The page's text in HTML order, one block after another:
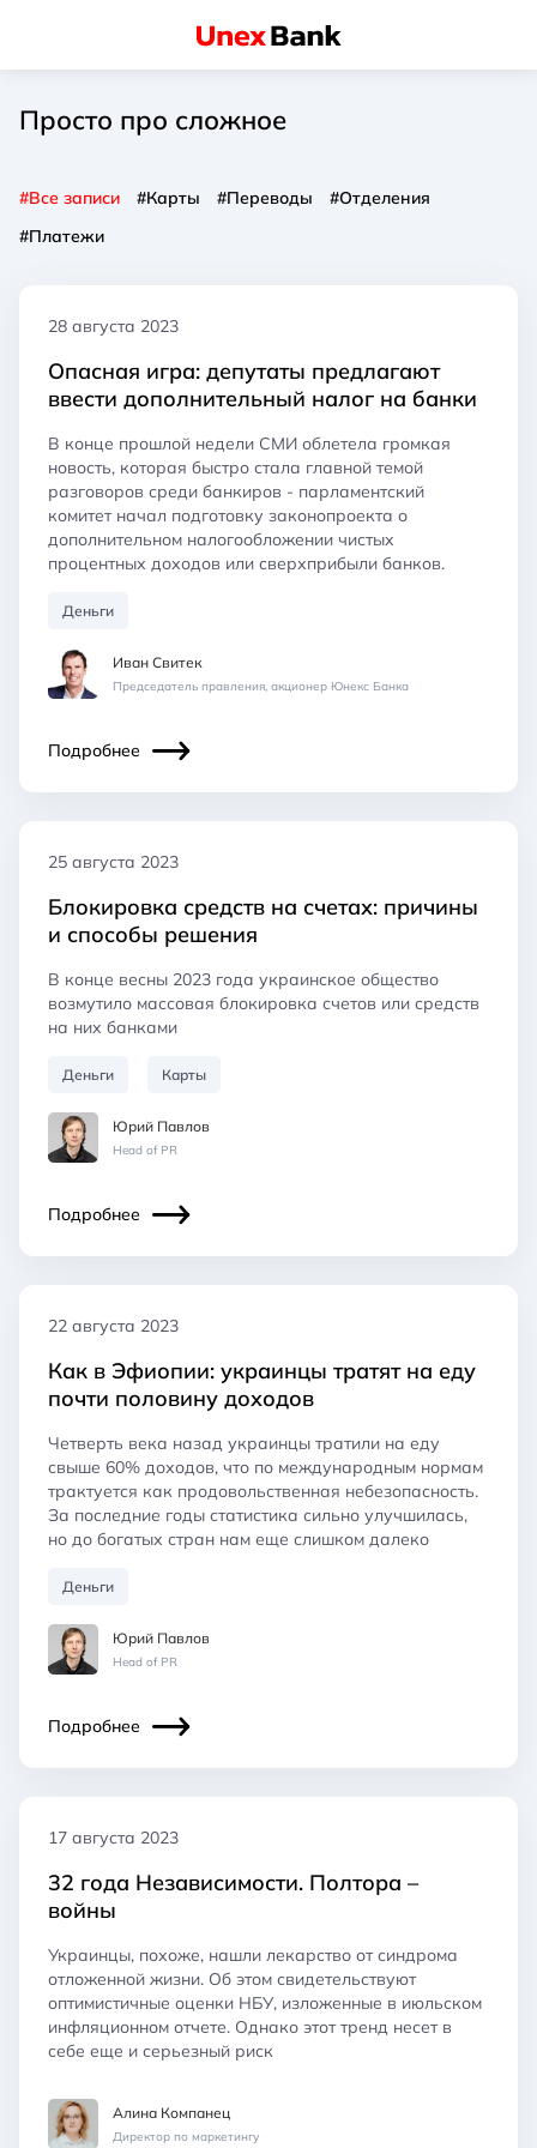
Просто про сложное
#Все записи #Карты #Переводы
#Отделения
#Платежи
28 августа 2023
Опасная игра: депутаты предлагают
ввести дополнительный налог на банки
В конце прошлой недели СМИ облетела громкая
новость, которая быстро стала главной темой
разговоров среди банкиров - парламентский
комитет начал подготовку законопроекта о
дополнительном налогообложении чистых
процентных доходов или сверхприбыли банков.
Деньги
Иван Свитек
Председатель правления, акционер Юнекс Банка
Подробнее
25 августа 2023
Блокировка средств на счетах: причины
и способы решения
В конце весны 2023 года украинское общество
возмутило массовая блокировка счетов или средств
на них банками
Деньги Карты
Юрий Павлов
Head of PR
Подробнее
22 августа 2023
Как в Эфиопии: украинцы тратят на еду
почти половину доходов
Четверть века назад украинцы тратили на еду
свыше 60% доходов, что по международным нормам
трактуется как продовольственная небезопасность.
За последние годы статистика сильно улучшилась,
но до богатых стран нам еще слишком далеко
Деньги
Юрий Павлов
Head of PR
Подробнее
17 августа 2023
32 года Независимости. Полтора –
войны
Украинцы, похоже, нашли лекарство от синдрома
отложенной жизни. Об этом свидетельствуют
оптимистичные оценки НБУ, изложенные в июльском
инфляционном отчете. Однако этот тренд несет в
себе еще и серьезный риск
Алина Компанец
Директор по маркетингу